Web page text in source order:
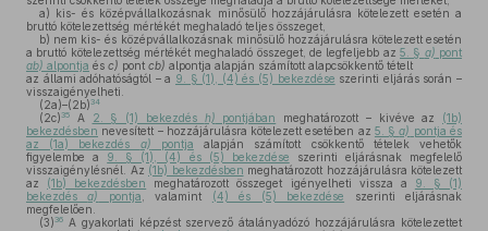
a) kis- és középvállalkozásnak minősülő hozzájárulásra kötelezett esetén a
bruttó kötelezettség mértékét meghaladó teljes összeget,
b) nem kis- és középvállalkozásnak minősülő hozzájárulásra kötelezett esetén
a bruttó kötelezettség mértékét meghaladó összeget, de legfeljebb az 5. § a) pont
ab) alpontja és c) pont cb) alpontja alapján számított alapcsökkentő tételt
az állami adóhatóságtól – a 9. § (1), (4) és (5) bekezdése szerinti eljárás során –
visszaigényelheti.
(2a)–(2b) 34
(2c) 35 A 2. § (1) bekezdés h) pontjában meghatározott – kivéve az (1b)
bekezdésben nevesített – hozzájárulásra kötelezett esetében az 5. §a) pontja és
az (1a) bekezdés a) pontja alapján számított csökkentő tételek vehetők
figyelembe a 9. § (1), (4) és (5) bekezdése szerinti eljárásnak megfelelő
visszaigénylésnél. Az (1b) bekezdésben meghatározott hozzájárulásra kötelezett
az (1b) bekezdésben meghatározott összeget igényelheti vissza a 9. § (1)
bekezdésa) pontja , valamint (4) és (5) bekezdése szerinti eljárásnak
megfelelően.
(3) 36 A gyakorlati képzést szervező átalányadózó hozzájárulásra kötelezettet